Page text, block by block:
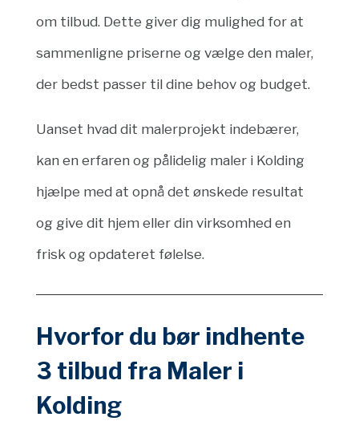
om tilbud. Dette giver dig mulighed for at
sammenligne priserne og vælge den maler,
der bedst passer til dine behov og budget.
Uanset hvad dit malerprojekt indebærer,
kan en erfaren og pålidelig maler i Kolding
hjælpe med at opnå det ønskede resultat
og give dit hjem eller din virksomhed en
frisk og opdateret følelse.
Hvorfor du bør indhente
3 tilbud fra Maler i
Kolding